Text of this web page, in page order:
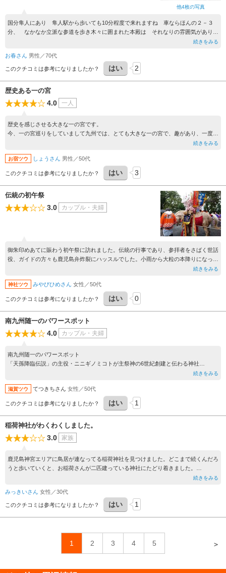
他4枚の写真
国分隼人にあり 隼人駅から歩いても10分程度で来れますね 車ならほんの２－３
分、 なかなか立派な参道を歩き木々に囲まれた本殿は それなりの雰囲気があり
心も落ち着きます。 すぐ近くに歴史資料館もあり 館長さんはすごく丁寧に案内説
続きをみる
お春さん 男性／70代
このクチコミは参考になりましたか？ はい 2
歴史ある一の宮
4.0 一人
歴史を感じさせる大きな一の宮です。
今、一の宮巡りをしていまして九州では、とても大きな一の宮で、趣があり、一度は
続きをみる
お宿ツウ しょうさん 男性／50代
このクチコミは参考になりましたか？ はい 3
伝統の初午祭
3.0 カップル・夫婦
御朱印めあてに賑わう初午祭に訪れました。伝統の行事であり、参拝者をさばく世話
役、ガイドの方々も鹿児島弁炸裂にハッスルでした。小雨から大粒の本降りになっ
て、中止が心配されましたが、そのまま続行で参加全ての団体の演舞に着飾った神馬
らりと並んでいたのに時代の移ろいを感じました。
続きをみる
神社ツウ みやびひめさん 女性／50代
このクチコミは参考になりましたか？ はい 0
南九州随一のパワースポット
4.0 カップル・夫婦
南九州随一のパワースポット
「天孫降臨伝説」の主役・ニニギノミコトが主祭神の6世紀創建と伝わる神社
そこにいるだけで、スピリチュアルになれるスポット
続きをみる
滋賀ツウ てつきちさん 女性／50代
このクチコミは参考になりましたか？ はい 1
稲荷神社がわくわくしました。
3.0 家族
鹿児島神宮エリアに鳥居が連なってる稲荷神社を見つけました。どこまで続くんだろ
うと歩いていくと、お稲荷さんが二匹建っている神社にたどり着きました。
隠れスポットみたいで楽しかったです。時間があるときはトライしてみることをオス
続きをみる
みっきいさん 女性／30代
このクチコミは参考になりましたか？ はい 1
1 2 3 4 5 ＞